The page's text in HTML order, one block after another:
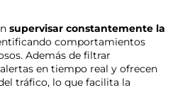
supervisar constantemente la
comportamientos
Además de filtrar
en tiempo real y ofrecen
tráfico, lo que facilita la